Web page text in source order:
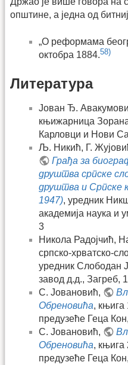
општине, а једна од
„О реформама
октобра 1884.58)
Литература
Јован Ђ.
књижарница
Карловци и Нови
Љ. Никић, Г.
Грађа за
друштва српске
друштва и Српске
1947), уредник
академија наука и
3
Hикола Радојчић,
српско-хрватско-
уредник Слободан
завод д.д., Загреб,
С. Јовановић,
Обреновића, књига
предузеће Геца
С. Јовановић,
Обреновића, књига
предузеће Геца